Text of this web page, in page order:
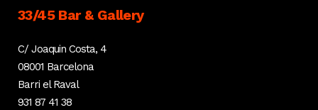
33/45 Bar & Gallery
C/ Joaquin Costa, 4
08001 Barcelona
Barri el Raval
931 87 41 38